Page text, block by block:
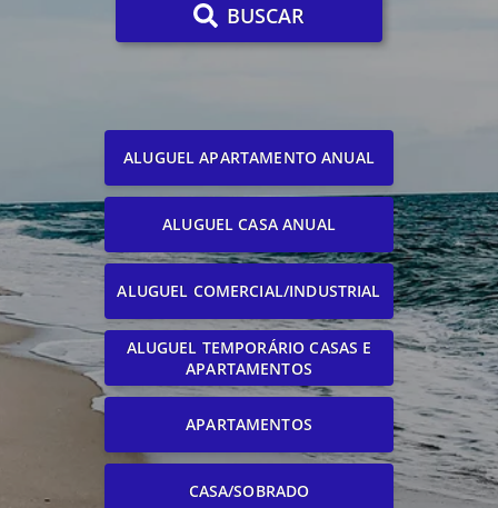
BUSCAR
ALUGUEL APARTAMENTO ANUAL
ALUGUEL CASA ANUAL
ALUGUEL COMERCIAL/INDUSTRIAL
ALUGUEL TEMPORÁRIO CASAS E
APARTAMENTOS
APARTAMENTOS
CASA/SOBRADO